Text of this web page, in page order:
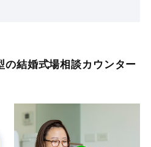
の結婚式場相談カウンター